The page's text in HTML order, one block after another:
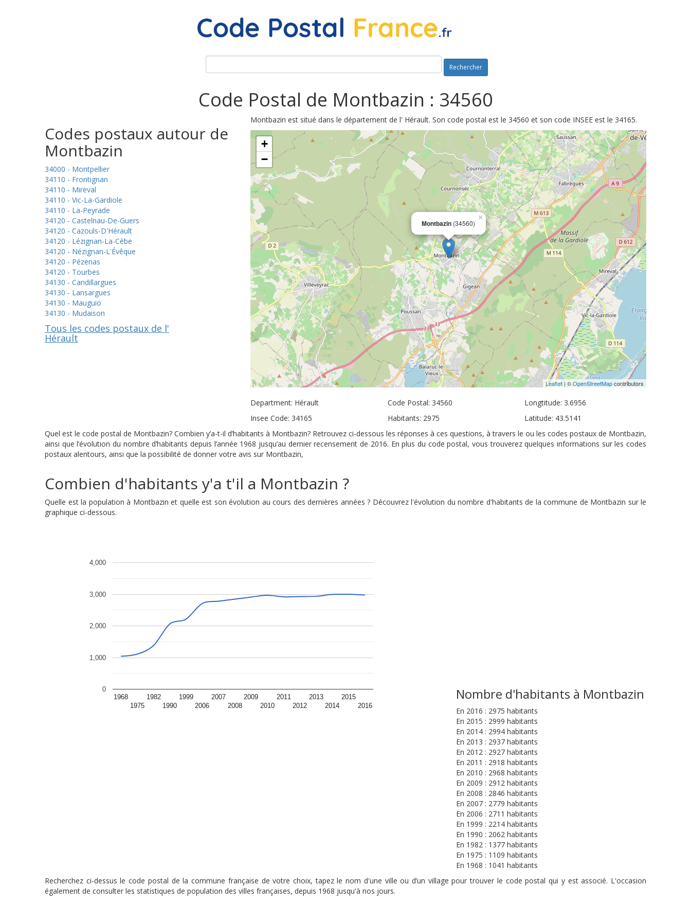
Rechercher
Code Postal de Montbazin : 34560
Codes postaux autour de
Montbazin
34000 - Montpellier
34110 - Frontignan
34110 - Mireval
34110 - Vic-La-Gardiole
34110 - La-Peyrade
34120 - Castelnau-De-Guers
34120 - Cazouls-D'Hérault
34120 - Lézignan-La-Cèbe
34120 - Nézignan-L'Évêque
34120 - Pézenas
34120 - Tourbes
34130 - Candillargues
34130 - Lansargues
34130 - Mauguio
34130 - Mudaison
Tous les codes postaux de l'
Hérault
Montbazin est situé dans le département de l' Hérault. Son code postal est le 34560 et son code INSEE est le 34165.
Montbazin (34560)
×
+
−
Leaflet| ©OpenStreetMapcontributors
Department: Hérault
Insee Code: 34165
Code Postal: 34560
Habitants: 2975
Longtitude: 3.6956
Latitude: 43.5141
Quel est le code postal de Montbazin? Combien y’a-t-il d’habitants à Montbazin? Retrouvez ci-dessous les réponses à ces questions, à travers le ou les codes postaux de Montbazin,
ainsi que l’évolution du nombre d’habitants depuis l’année 1968 jusqu’au dernier recensement de 2016. En plus du code postal, vous trouverez quelques informations sur les codes
postaux alentours, ainsi que la possibilité de donner votre avis sur Montbazin,
Combien d'habitants y'a t'il a Montbazin ?
Quelle est la population à Montbazin et quelle est son évolution au cours des dernières années ? Découvrez l'évolution du nombre d'habitants de la commune de Montbazin sur le
graphique ci-dessous.
1968
1975
1982
1990
1999
2006
2007
2008
2009
2010
2011
2012
2013
2014
2015
2016
0
1,000
2,000
3,000
4,000
Nombre d'habitants à Montbazin
En 2016 : 2975 habitants
En 2015 : 2999 habitants
En 2014 : 2994 habitants
En 2013 : 2937 habitants
En 2012 : 2927 habitants
En 2011 : 2918 habitants
En 2010 : 2968 habitants
En 2009 : 2912 habitants
En 2008 : 2846 habitants
En 2007 : 2779 habitants
En 2006 : 2711 habitants
En 1999 : 2214 habitants
En 1990 : 2062 habitants
En 1982 : 1377 habitants
En 1975 : 1109 habitants
En 1968 : 1041 habitants
Recherchez ci-dessus le code postal de la commune française de votre choix, tapez le nom d'une ville ou d’un village pour trouver le code postal qui y est associé. L'occasion
également de consulter les statistiques de population des villes françaises, depuis 1968 jusqu'à nos jours.